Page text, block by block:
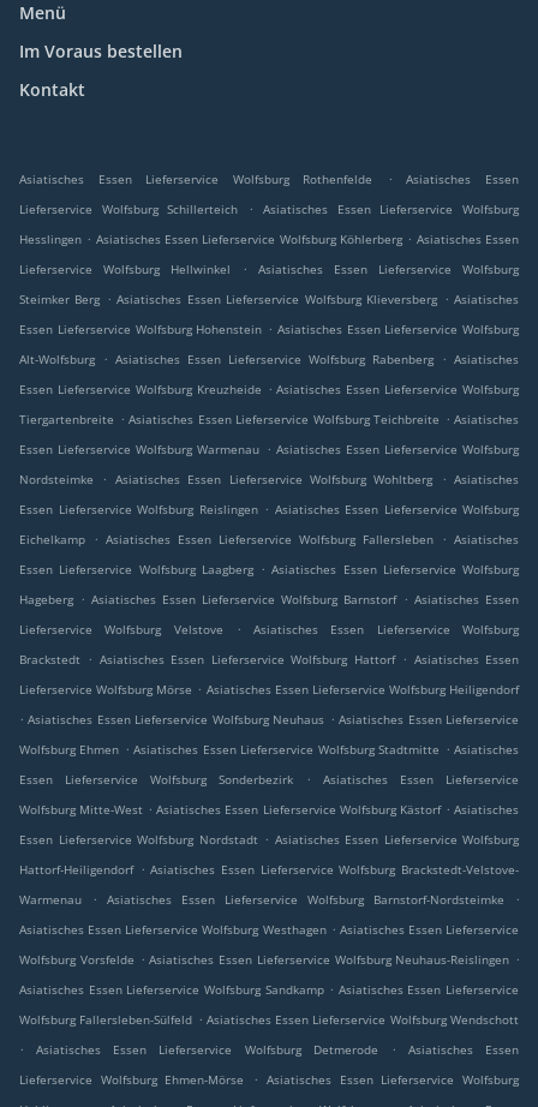
Menü
Im Voraus bestellen
Kontakt
Asiatisches Essen Lieferservice Wolfsburg Rothenfelde .
Asiatisches Essen
Lieferservice Wolfsburg Schillerteich
.
Asiatisches Essen Lieferservice Wolfsburg
Hesslingen . Asiatisches Essen Lieferservice Wolfsburg Köhlerberg . Asiatisches Essen
Lieferservice Wolfsburg Hellwinkel
.
Asiatisches Essen Lieferservice Wolfsburg
Steimker Berg . Asiatisches Essen Lieferservice Wolfsburg Klieversberg . Asiatisches
Essen Lieferservice Wolfsburg Hohenstein . Asiatisches Essen Lieferservice Wolfsburg
Alt-Wolfsburg
. Asiatisches Essen Lieferservice Wolfsburg Rabenberg . Asiatisches
Essen Lieferservice Wolfsburg Kreuzheide . Asiatisches Essen Lieferservice Wolfsburg
Tiergartenbreite . Asiatisches Essen Lieferservice Wolfsburg Teichbreite . Asiatisches
Essen Lieferservice Wolfsburg Warmenau . Asiatisches Essen Lieferservice Wolfsburg
Nordsteimke
. Asiatisches Essen Lieferservice Wolfsburg Wohltberg . Asiatisches
Essen Lieferservice Wolfsburg Reislingen . Asiatisches Essen Lieferservice Wolfsburg
Eichelkamp
. Asiatisches Essen Lieferservice Wolfsburg Fallersleben . Asiatisches
Essen Lieferservice Wolfsburg Laagberg . Asiatisches Essen Lieferservice Wolfsburg
Hageberg . Asiatisches Essen Lieferservice Wolfsburg Barnstorf . Asiatisches Essen
Lieferservice Wolfsburg Velstove
.
Asiatisches Essen Lieferservice Wolfsburg
Brackstedt . Asiatisches Essen Lieferservice Wolfsburg Hattorf . Asiatisches Essen
Lieferservice Wolfsburg Mörse . Asiatisches Essen Lieferservice Wolfsburg Heiligendorf
. Asiatisches Essen Lieferservice Wolfsburg Neuhaus . Asiatisches Essen Lieferservice
Wolfsburg Ehmen . Asiatisches Essen Lieferservice Wolfsburg Stadtmitte . Asiatisches
Essen Lieferservice Wolfsburg Sonderbezirk
.
Asiatisches Essen Lieferservice
Wolfsburg Mitte-West . Asiatisches Essen Lieferservice Wolfsburg Kästorf . Asiatisches
Essen Lieferservice Wolfsburg Nordstadt . Asiatisches Essen Lieferservice Wolfsburg
Hattorf-Heiligendorf . Asiatisches Essen Lieferservice Wolfsburg Brackstedt-Velstove-
Warmenau
. Asiatisches Essen Lieferservice Wolfsburg Barnstorf-Nordsteimke
.
Asiatisches Essen Lieferservice Wolfsburg Westhagen . Asiatisches Essen Lieferservice
Wolfsburg Vorsfelde . Asiatisches Essen Lieferservice Wolfsburg Neuhaus-Reislingen .
Asiatisches Essen Lieferservice Wolfsburg Sandkamp . Asiatisches Essen Lieferservice
Wolfsburg Fallersleben-Sülfeld . Asiatisches Essen Lieferservice Wolfsburg Wendschott
.
Asiatisches Essen Lieferservice Wolfsburg Detmerode .
Asiatisches Essen
Lieferservice Wolfsburg Ehmen-Mörse
. Asiatisches Essen Lieferservice Wolfsburg